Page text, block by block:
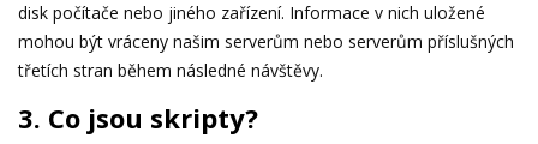
disk počítače nebo jiného zařízení. Informace v nich uložené
mohou být vráceny našim serverům nebo serverům příslušných
třetích stran během následné návštěvy.
3. Co jsou skripty?